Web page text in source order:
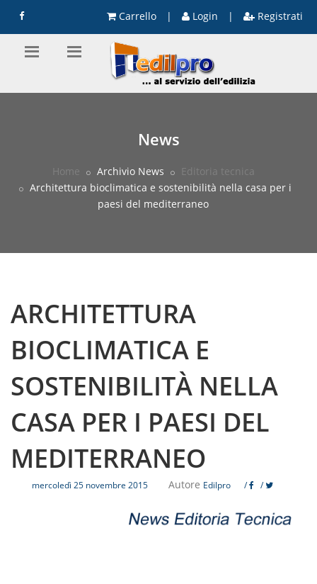
Carrello | Login | Registrati
News
Home Archivio News
Editoria tecnica
Architettura bioclimatica e sostenibilità nella casa per i
paesi del mediterraneo
ARCHITETTURA
BIOCLIMATICA E
SOSTENIBILITÀ NELLA
CASA PER I PAESI DEL
MEDITERRANEO
mercoledì 25 novembre 2015 Autore Edilpro / /